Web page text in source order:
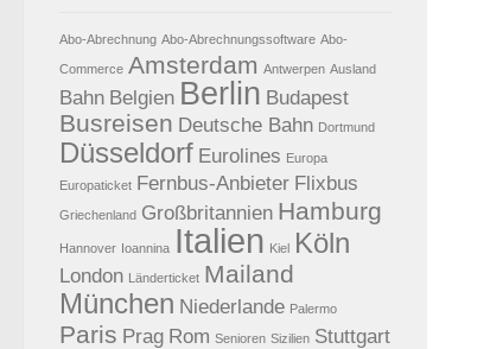
Abo-Abrechnung Abo-Abrechnungssoftware Abo-
Commerce Amsterdam Antwerpen Ausland
Bahn Belgien Berlin Budapest
Busreisen Deutsche Bahn Dortmund
Düsseldorf Eurolines Europa
Europaticket Fernbus-Anbieter Flixbus
Griechenland Großbritannien Hamburg
Hannover Ioannina Italien Kiel Köln
London Länderticket Mailand
München Niederlande Palermo
Paris Prag Rom Senioren Sizilien Stuttgart